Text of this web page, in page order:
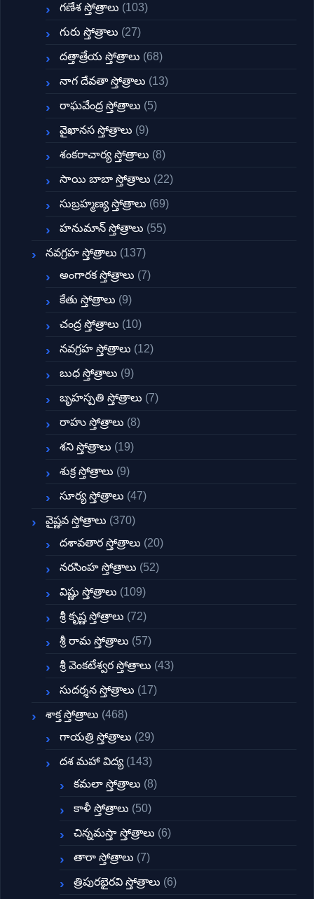
గణేశ స్తోత్రాలు (103)
గురు స్తోత్రాలు (27)
దత్తాత్రేయ స్తోత్రాలు (68)
నాగ దేవతా స్తోత్రాలు (13)
రాఘవేంద్ర స్తోత్రాలు (5)
వైఖానస స్తోత్రాలు (9)
శంకరాచార్య స్తోత్రాలు (8)
సాయి బాబా స్తోత్రాలు (22)
సుబ్రహ్మణ్య స్తోత్రాలు (69)
హనుమాన్ స్తోత్రాలు (55)
నవగ్రహ స్తోత్రాలు (137)
అంగారక స్తోత్రాలు (7)
కేతు స్తోత్రాలు (9)
చంద్ర స్తోత్రాలు (10)
నవగ్రహ స్తోత్రాలు (12)
బుధ స్తోత్రాలు (9)
బృహస్పతి స్తోత్రాలు (7)
రాహు స్తోత్రాలు (8)
శని స్తోత్రాలు (19)
శుక్ర స్తోత్రాలు (9)
సూర్య స్తోత్రాలు (47)
వైష్ణవ స్తోత్రాలు (370)
దశావతార స్తోత్రాలు (20)
నరసింహ స్తోత్రాలు (52)
విష్ణు స్తోత్రాలు (109)
శ్రీ కృష్ణ స్తోత్రాలు (72)
శ్రీ రామ స్తోత్రాలు (57)
శ్రీ వెంకటేశ్వర స్తోత్రాలు (43)
సుదర్శన స్తోత్రాలు (17)
శాక్త స్తోత్రాలు (468)
గాయత్రి స్తోత్రాలు (29)
దశ మహా విద్య (143)
కమలా స్తోత్రాలు (8)
కాళీ స్తోత్రాలు (50)
చిన్నమస్తా స్తోత్రాలు (6)
తారా స్తోత్రాలు (7)
త్రిపురభైరవి స్తోత్రాలు (6)